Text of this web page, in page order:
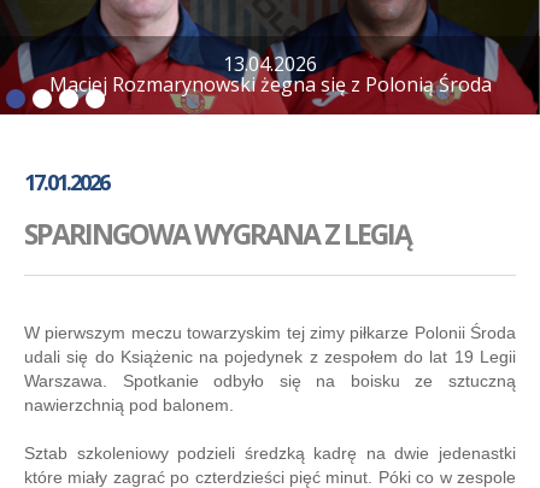
SENIORZY
SENIORKI
BILETY
KONTAKT
SKLEP
12.04.2026
Tylko remis w Starych Oborzyskach
17.01.2026
SPARINGOWA WYGRANA Z LEGIĄ
W pierwszym meczu towarzyskim tej zimy piłkarze Polonii Środa
udali się do Książenic na pojedynek z zespołem do lat 19 Legii
Warszawa. Spotkanie odbyło się na boisku ze sztuczną
nawierzchnią pod balonem.
Sztab szkoleniowy podzieli średzką kadrę na dwie jedenastki
które miały zagrać po czterdzieści pięć minut. Póki co w zespole